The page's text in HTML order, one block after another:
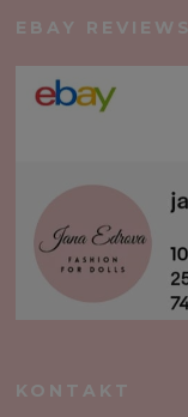
EBAY REVIEWS
KONTAKT